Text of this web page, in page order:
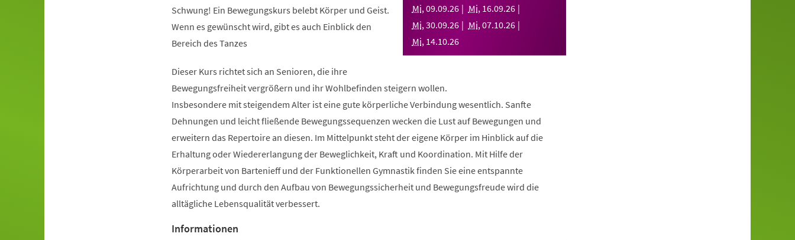
Mi,09.09.26 Mi, 16.09.26
Mi,30.09.26 Mi,07.10.26
Mi, 14.10.26
Schwung! Ein Bewegungskurs belebt Körper und Geist.
Wenn es gewünscht wird, gibt es auch Einblick den
Bereich des Tanzes
Dieser Kurs richtet sich an Senioren, die ihre
Bewegungsfreiheit vergrößern und ihr Wohlbefinden steigern wollen.
Insbesondere mit steigendem Alter ist eine gute körperliche Verbindung wesentlich. Sanfte
Dehnungen und leicht fließende Bewegungssequenzen wecken die Lust auf Bewegungen und
erweitern das Repertoire an diesen. Im Mittelpunkt steht der eigene Körper im Hinblick auf die
Erhaltung oder Wiedererlangung der Beweglichkeit, Kraft und Koordination. Mit Hilfe der
Körperarbeit von Bartenieff und der Funktionellen Gymnastik finden Sie eine entspannte
Aufrichtung und durch den Aufbau von Bewegungssicherheit und Bewegungsfreude wird die
alltägliche Lebensqualität verbessert.
Informationen